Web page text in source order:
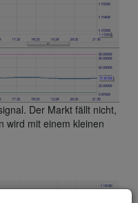
Der Markt fällt nicht,
wird mit einem kleinen